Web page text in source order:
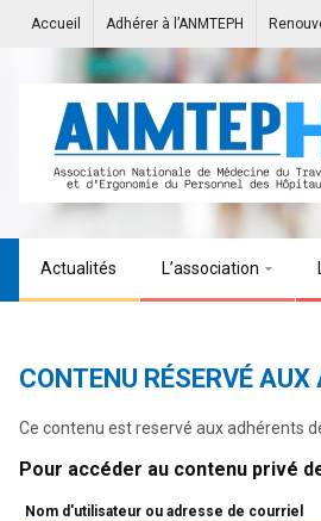
Accueil Adhérer à l’ANMTEPH
Actualités L’association
CONTENU RÉSERVÉ AUX
Ce contenu est reservé aux adhérents
Pour accéder au contenu privé
Nom d'utilisateur ou adresse de courriel